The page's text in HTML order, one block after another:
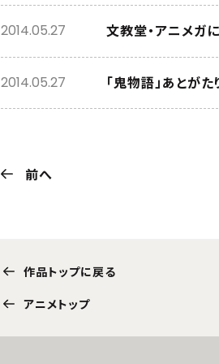
文教堂・アニメガ
2014.05.27
「鬼物語」あとが
2014.05.27
前へ
作品トップに戻る
アニメトップ